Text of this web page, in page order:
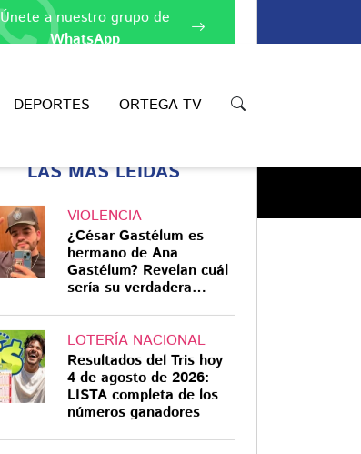
DEPORTES ORTEGA TV
Compartir
Únete a nuestro grupo de
WhatsApp
LAS MÁS LEÍDAS
VIOLENCIA
¿César Gastélum es
hermano de Ana
Gastélum? Revelan cuál
sería su verdadera
LOTERÍA NACIONAL
Resultados del Tris hoy
4 de agosto de 2026:
LISTA completa de los
números ganadores